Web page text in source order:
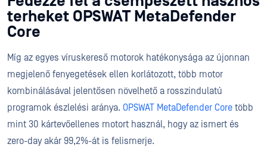
terheket OPSWAT MetaDefender
Core
Míg az egyes víruskereső motorok hatékonysága az újonnan
megjelenő fenyegetések ellen korlátozott, több motor
kombinálásával jelentősen növelhető a rosszindulatú
programok észlelési aránya. OPSWAT MetaDefender Core több
mint 30 kártevőellenes motort használ, hogy az ismert és
zero-day akár 99,2%-át is felismerje.